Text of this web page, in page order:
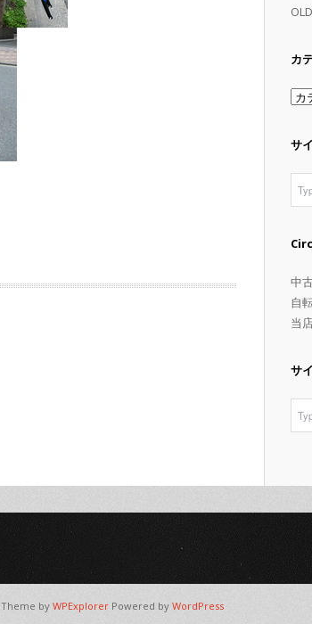
カ
カ
ゴ
ー
サ
中
自
当
サ
Theme by WPExplorer Powered by WordPress